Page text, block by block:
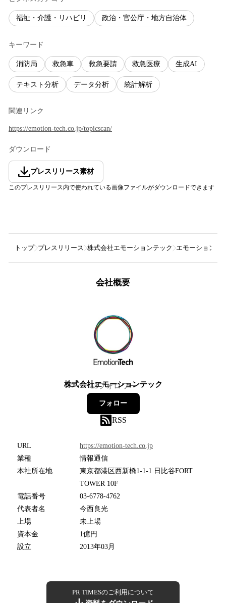
福祉・介護・リハビリ 政治・官公庁・地方自治体
キーワード
消防局 救急車 救急要請 救急医療 生成AI
テキスト分析 データ分析 統計解析
関連リンク
https://emotion-tech.co.jp/topicscan/
ダウンロード
プレスリリース素材
このプレスリリース内で使われている画像ファイルがダウンロードできます
トップ プレスリリース 株式会社エモーションテック エモーションテ
会社概要
株式会社エモーションテック
13フォロワー
フォロー
RSS
URL
https://emotion-tech.co.jp
業種
情報通信
本社所在地
東京都港区西新橋1-1-1 日比谷FORT
TOWER 10F
電話番号
03-6778-4762
代表者名
今西良光
上場
未上場
資本金
1億円
設立
2013年03月
PR TIMESのご利用について